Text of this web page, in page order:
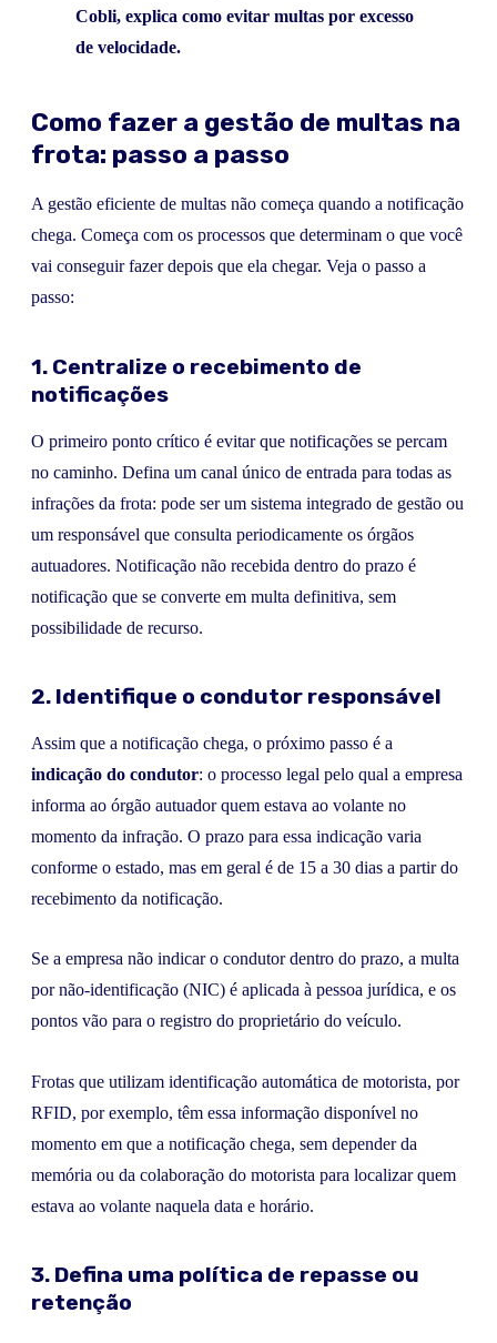
Cobli, explica como evitar multas por excesso
de velocidade.
Como fazer a gestão de multas na
frota: passo a passo
A gestão eficiente de multas não começa quando a notificação
chega. Começa com os processos que determinam o que você
vai conseguir fazer depois que ela chegar. Veja o passo a
passo:
1. Centralize o recebimento de
notificações
O primeiro ponto crítico é evitar que notificações se percam
no caminho. Defina um canal único de entrada para todas as
infrações da frota: pode ser um sistema integrado de gestão ou
um responsável que consulta periodicamente os órgãos
autuadores. Notificação não recebida dentro do prazo é
notificação que se converte em multa definitiva, sem
possibilidade de recurso.
2. Identifique o condutor responsável
Assim que a notificação chega, o próximo passo é a
indicação do condutor: o processo legal pelo qual a empresa
informa ao órgão autuador quem estava ao volante no
momento da infração. O prazo para essa indicação varia
conforme o estado, mas em geral é de 15 a 30 dias a partir do
recebimento da notificação.
Se a empresa não indicar o condutor dentro do prazo, a multa
por não-identificação (NIC) é aplicada à pessoa jurídica, e os
pontos vão para o registro do proprietário do veículo.
Frotas que utilizam identificação automática de motorista, por
RFID, por exemplo, têm essa informação disponível no
momento em que a notificação chega, sem depender da
memória ou da colaboração do motorista para localizar quem
estava ao volante naquela data e horário.
3. Defina uma política de repasse ou
retenção